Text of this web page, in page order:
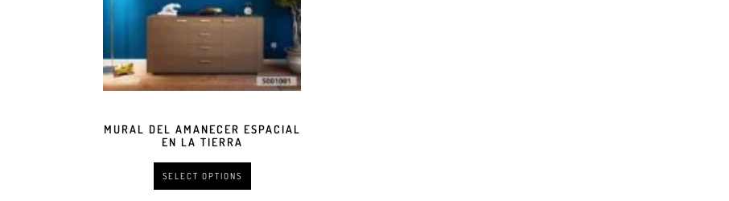
MURAL DEL AMANECER ESPACIAL
EN LA TIERRA
SELECT OPTIONS